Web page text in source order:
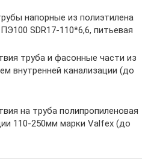
напорные из полиэтилена
SDR17-110*6,6, питьевая
труба и фасонные части из
внутренней канализации (до
на труба полипропиленовая
110-250мм марки Valfex (до